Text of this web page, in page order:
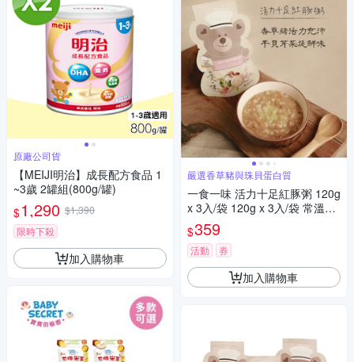
原廠公司貨
【MEIJI明治】成長配方食品 1
~3歲 2罐組(800g/罐)
$1,290 $1,390
限時下殺
加入購物車
嚴選香草豬與珠貝蛋白質
一食一味 活力十足紅豚粥 120g
x 3入/袋 120g x 3入/袋 常溫粥/
輕食粥/寶寶粥/副食品
$359
活動 券
加入購物車